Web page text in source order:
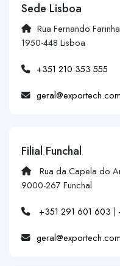
Sede Lisboa
Rua Fernando
1950-448 Lisboa
+351 210 353 555
Filial Funchal
Rua da Capela do
9000-267 Funchal
+351 291 601 603 |